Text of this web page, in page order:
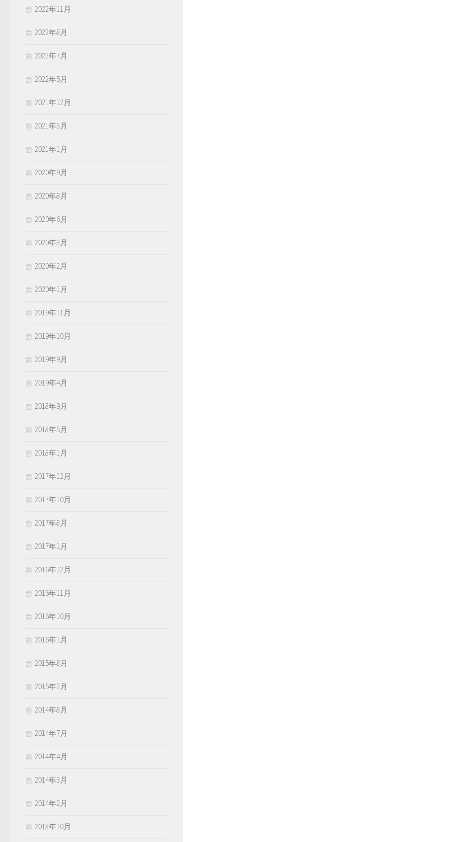
2022年11月
2022年8月
2022年7月
2022年5月
2021年12月
2021年3月
2021年1月
2020年9月
2020年8月
2020年6月
2020年3月
2020年2月
2020年1月
2019年11月
2019年10月
2019年9月
2019年4月
2018年9月
2018年5月
2018年1月
2017年12月
2017年10月
2017年8月
2017年1月
2016年12月
2016年11月
2016年10月
2016年1月
2015年8月
2015年2月
2014年8月
2014年7月
2014年4月
2014年3月
2014年2月
2013年10月